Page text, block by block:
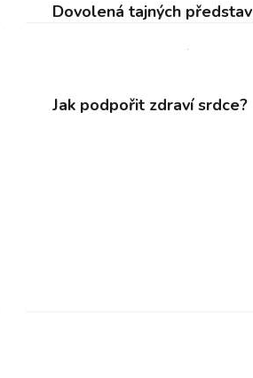
Dovolená tajných představ
Jak podpořit zdraví srdce?